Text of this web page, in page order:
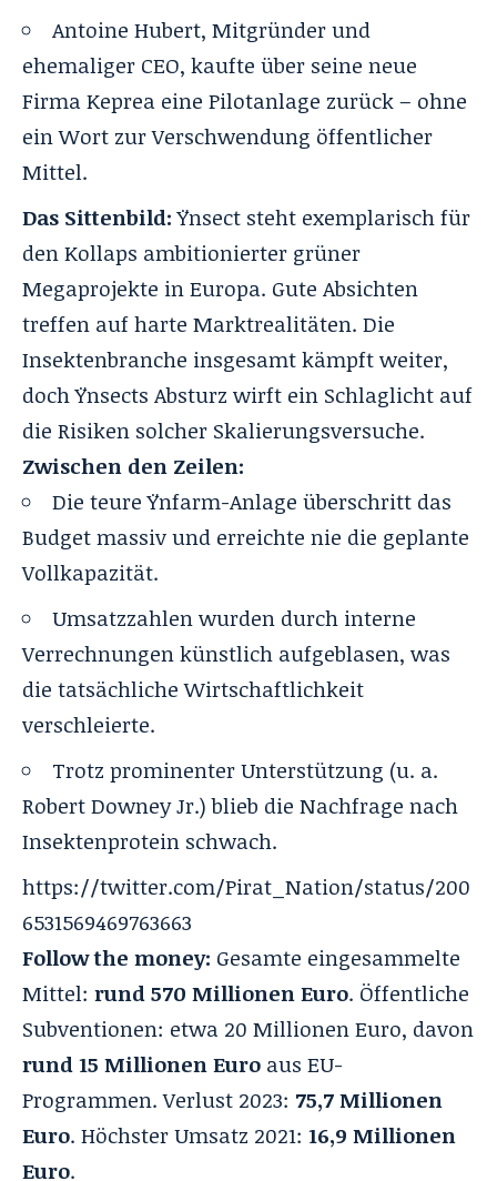
Antoine Hubert, Mitgründer und
ehemaliger CEO, kaufte über seine neue
Firma Keprea eine Pilotanlage zurück – ohne
ein Wort zur Verschwendung öffentlicher
Mittel.
Das Sittenbild:Ÿnsect steht exemplarisch für
den Kollaps ambitionierter grüner
Megaprojekte in Europa. Gute Absichten
treffen auf harte Marktrealitäten. Die
Insektenbranche insgesamt kämpft weiter,
doch Ÿnsects Absturz wirft ein Schlaglicht auf
die Risiken solcher Skalierungsversuche.
Zwischen den Zeilen:
Die teure Ÿnfarm-Anlage überschritt das
Budget massiv und erreichte nie die geplante
Vollkapazität.
Umsatzzahlen wurden durch interne
Verrechnungen künstlich aufgeblasen, was
die tatsächliche Wirtschaftlichkeit
verschleierte.
Trotz prominenter Unterstützung (u. a.
Robert Downey Jr.) blieb die Nachfrage nach
Insektenprotein schwach.
https://twitter.com/Pirat_Nation/status/200
6531569469763663
Follow the money: Gesamte eingesammelte
Mittel: rund 570 Millionen Euro. Öffentliche
Subventionen: etwa 20 Millionen Euro, davon
rund 15 Millionen Euro aus EU-
Programmen. Verlust 2023: 75,7 Millionen
Euro. Höchster Umsatz 2021: 16,9 Millionen
Euro.